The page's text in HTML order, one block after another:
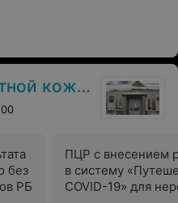
цена для резидентов
через банк/
неожиданность:
чтобы уйти из
ксерокопий страниц
диспансер
без
РБ
ПЦР с внесением
в систему
COVID-19» для